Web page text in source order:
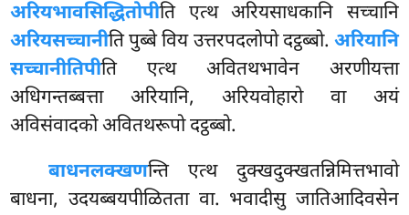
अरियभावसिद्धितोपीति एत्थ अरियसाधकानि सच्चानि
अरियसच्चानीति पुब्बे विय उत्तरपदलोपो दट्ठब्बो. अरियानि
सच्चानीतिपीति एत्थ अवितथभावेन अरणीयत्ता
अधिगन्तब्बत्ता अरियानि, अरियवोहारो वा अयं
अविसंवादको अवितथरूपो दट्ठब्बो.
बाधनलक्खणन्ति एत्थ दुक्खदुक्खतन्निमित्तभावो
बाधना, उदयब्बयपीळितता वा. भवादीसु जातिआदिवसेन